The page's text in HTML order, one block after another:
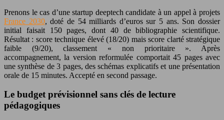
Prenons le cas d’une startup deeptech candidate à un appel à projets
France 2030, doté de 54 milliards d’euros sur 5 ans. Son dossier
initial faisait 150 pages, dont 40 de bibliographie scientifique.
Résultat : score technique élevé (18/20) mais score clarté stratégique
faible (9/20), classement « non prioritaire ». Après
accompagnement, la version reformulée comportait 45 pages avec
une synthèse de 3 pages, des schémas explicatifs et une présentation
orale de 15 minutes. Accepté en second passage.
Le budget prévisionnel sans clés de lecture
pédagogiques